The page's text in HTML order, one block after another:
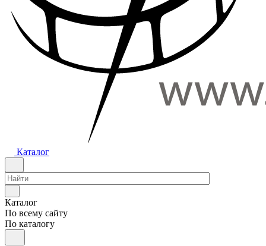
Каталог
Каталог
По всему сайту
По каталогу